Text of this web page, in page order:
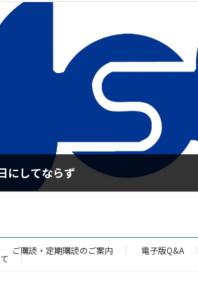
にしてならず
ご購読・定期購読のご案内 電子版Q&A